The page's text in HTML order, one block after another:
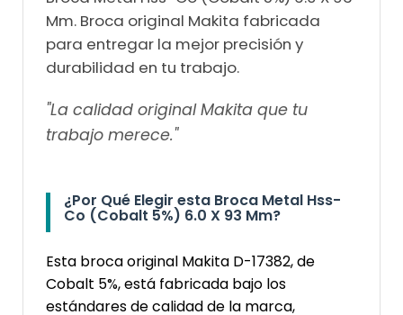
Mm. Broca original Makita fabricada
para entregar la mejor precisión y
durabilidad en tu trabajo.
"La calidad original Makita que tu
trabajo merece."
¿Por Qué Elegir esta Broca Metal Hss-
Co (Cobalt 5%) 6.0 X 93 Mm?
Esta broca original Makita D-17382, de
Cobalt 5%, está fabricada bajo los
estándares de calidad de la marca,